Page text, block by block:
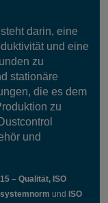
darin, eine
und eine
zu
stationäre
die es dem
zu
und
– Qualität, ISO
und ISO